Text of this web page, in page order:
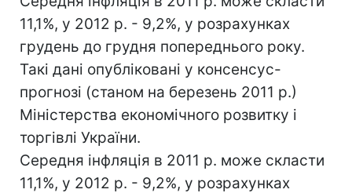
11,1%, у 2012 р. - 9,2%, у розрахунках
грудень до грудня попереднього року.
Такі дані опубліковані у консенсус-
прогнозі (станом на березень 2011 р.)
Міністерства економічного розвитку і
торгівлі України.
Середня інфляція в 2011 р. може скласти
11,1%, у 2012 р. - 9,2%, у розрахунках